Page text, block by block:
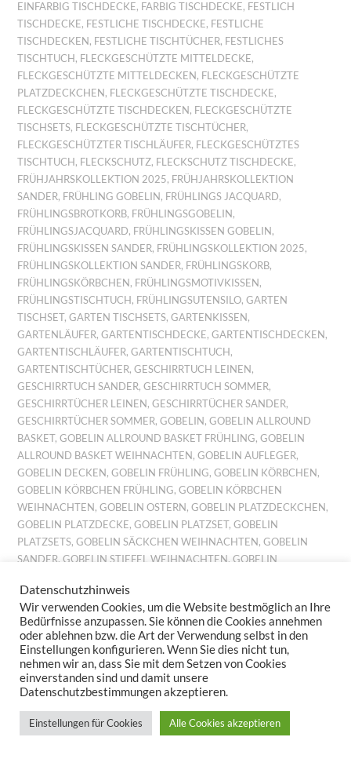
EINFARBIG TISCHDECKE, FARBIG TISCHDECKE, FESTLICH
TISCHDECKE, FESTLICHE TISCHDECKE, FESTLICHE
TISCHDECKEN , FESTLICHE TISCHTÜCHER, FESTLICHES
TISCHTUCH , FLECKGESCHÜTZTE MITTELDECKE,
FLECKGESCHÜTZTE MITTELDECKEN , FLECKGESCHÜTZTE
PLATZDECKCHEN , FLECKGESCHÜTZTE TISCHDECKE,
FLECKGESCHÜTZTE TISCHDECKEN , FLECKGESCHÜTZTE
TISCHSETS, FLECKGESCHÜTZTE TISCHTÜCHER,
FLECKGESCHÜTZTER TISCHLÄUFER, FLECKGESCHÜTZTES
TISCHTUCH , FLECKSCHUTZ, FLECKSCHUTZ TISCHDECKE,
FRÜHJAHRSKOLLEKTION 2025, FRÜHJAHRSKOLLEKTION
SANDER, FRÜHLING GOBELIN , FRÜHLINGS JACQUARD,
FRÜHLINGSBROTKORB, FRÜHLINGSGOBELIN ,
FRÜHLINGSJACQUARD, FRÜHLINGSKISSEN GOBELIN ,
FRÜHLINGSKISSEN SANDER, FRÜHLINGSKOLLEKTION 2025,
FRÜHLINGSKOLLEKTION SANDER, FRÜHLINGSKORB,
FRÜHLINGSKÖRBCHEN , FRÜHLINGSMOTIVKISSEN ,
FRÜHLINGSTISCHTUCH , FRÜHLINGSUTENSILO,GARTEN
TISCHSET,GARTEN TISCHSETS,GARTENKISSEN ,
GARTENLÄUFER,GARTENTISCHDECKE,GARTENTISCHDECKEN ,
GARTENTISCHLÄUFER,GARTENTISCHTUCH ,
GARTENTISCHTÜCHER,GESCHIRRTUCH LEINEN ,
GESCHIRRTUCH SANDER,GESCHIRRTUCH SOMMER,
GESCHIRRTÜCHER LEINEN ,GESCHIRRTÜCHER SANDER,
GESCHIRRTÜCHER SOMMER,GOBELIN ,GOBELIN ALLROUND
BASKET,GOBELIN ALLROUND BASKET FRÜHLING,GOBELIN
ALLROUND BASKET WEIHNACHTEN ,GOBELIN AUFLEGER,
GOBELIN DECKEN ,GOBELIN FRÜHLING,GOBELIN KÖRBCHEN ,
GOBELIN KÖRBCHEN FRÜHLING,GOBELIN KÖRBCHEN
WEIHNACHTEN ,GOBELIN OSTERN ,GOBELIN PLATZDECKCHEN ,
GOBELIN PLATZDECKE,GOBELIN PLATZSET,GOBELIN
PLATZSETS,GOBELIN SÄCKCHEN WEIHNACHTEN ,GOBELIN
SANDER,GOBELIN STIEFEL WEIHNACHTEN,GOBELIN
GOBELIN TISCHTUCH,GOBELIN TISCHTÜCHER
WEIHNACHTEN , GOBELINKISSEN FRÜHLING,GOBELINKISSEN
HERBST,GOBELINKISSEN SOMMER,GOBELINKISSEN
WEIHNACHTEN,GOBELINLÄUFER,GOBELINLÄUFER HERBST
GOBELINS HERBST,GOBELINSET FRÜHLING,GOBELINSET
HERBST,GOBELINSET OSTERN,GOBELINSET SOMMER
GOBELINSET WEIHNACHTEN,GOBELINSETS HERBST
GOBELINSETS OSTERN,GOBELINSETS SOMMER,
GOBELINTISCHLÄUFER
GOBELINTISCHSET FRÜHLING
Datenschutzhinweis
Wir verwenden Cookies, um die Website bestmöglich an Ihre
Bedürfnisse anzupassen. Sie können die Cookies annehmen
oder ablehnen bzw. die Art der Verwendung selbst in den
Einstellungen konfigurieren. Wenn Sie dies nicht tun,
nehmen wir an, dass Sie mit dem Setzen von Cookies
einverstanden sind und damit unsere
Datenschutzbestimmungen akzeptieren.
Einstellungen für Cookies Alle Cookies akzeptieren